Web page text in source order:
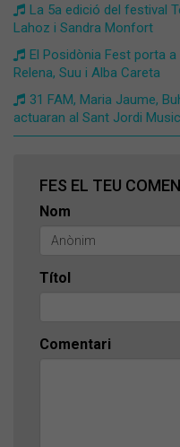
La 5a edició del festival
Lahoz i Sandra Monfort
El Posidònia Fest porta
Relena, Suu i Alba Careta
31 FAM, Maria Jaume,
actuaran al Sant Jordi
FES EL TEU
Nom
Títol
Comentari